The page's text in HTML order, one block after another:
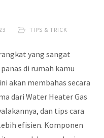
TIPS & TRICK
yang sangat
di rumah kamu
akan membahas secara
dari Water Heater Gas
dan tips cara
efisien. Komponen